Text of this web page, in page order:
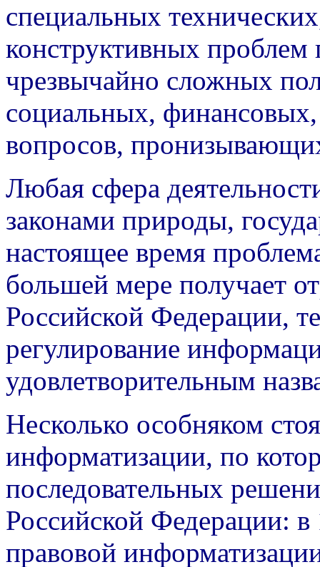
специальных
конструктивных проблем
чрезвычайно сложных
социальных,
вопросов,
Любая сфера
законами природы,
настоящее время
большей мере получает
Российской Федерации,
регулирование
удовлетворительным
Несколько особняком
информатизации, по
последовательных
Российской Федерации:
правовой